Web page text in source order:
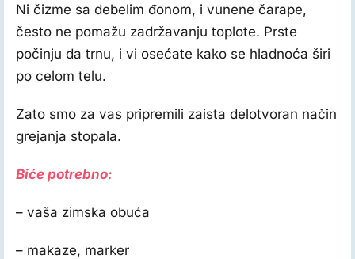
Ni čizme sa debelim đonom, i vunene čarape,
često ne pomažu zadržavanju toplote. Prste
počinju da trnu, i vi osećate kako se hladnoća širi
po celom telu.
Zato smo za vas pripremili zaista delotvoran način
grejanja stopala.
Biće potrebno:
– vaša zimska obuća
– makaze, marker